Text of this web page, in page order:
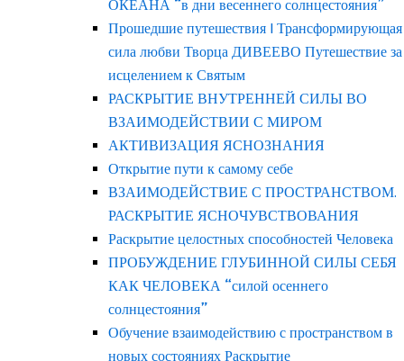
ОКЕАНА “в дни весеннего солнцестояния”
Прошедшие путешествия | Трансформирующая
сила любви Творца ДИВЕЕВО Путешествие за
исцелением к Святым
РАСКРЫТИЕ ВНУТРЕННЕЙ СИЛЫ ВО
ВЗАИМОДЕЙСТВИИ С МИРОМ
АКТИВИЗАЦИЯ ЯСНОЗНАНИЯ
Открытие пути к самому себе
ВЗАИМОДЕЙСТВИЕ С ПРОСТРАНСТВОМ.
РАСКРЫТИЕ ЯСНОЧУВСТВОВАНИЯ
Раскрытие целостных способностей Человека
ПРОБУЖДЕНИЕ ГЛУБИННОЙ СИЛЫ СЕБЯ
КАК ЧЕЛОВЕКА “силой осеннего
солнцестояния”
Обучение взаимодействию с пространством в
новых состояниях Раскрытие